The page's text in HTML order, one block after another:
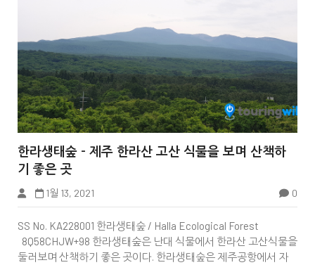


한라생태숲 - 제주 한라산 고산 식물을 보며 산책하
기 좋은 곳
1월 13, 2021 0
SS No. KA228001 한라생태숲 / Halla Ecological Forest
8Q58CHJW+98 한라생태숲은 난대 식물에서 한라산 고산식물을
둘러보며 산책하기 좋은 곳이다. 한라생태숲은 제주공항에서 자
Wiki Page